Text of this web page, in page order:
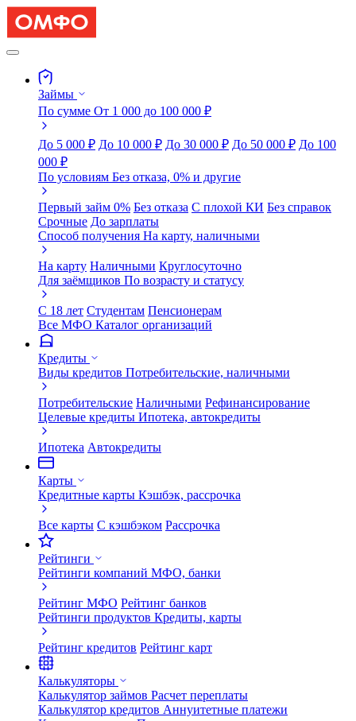
Займы
По сумме От 1 000 до 100 000 ₽
До 5 000 ₽ До 10 000 ₽ До 30 000 ₽ До 50 000 ₽ До 100
000 ₽
По условиям Без отказа, 0% и другие
Первый займ 0% Без отказа С плохой КИ Без справок
Срочные До зарплаты
Способ получения На карту, наличными
На карту Наличными Круглосуточно
Для заёмщиков По возрасту и статусу
С 18 лет Студентам Пенсионерам
Все МФО Каталог организаций
Кредиты
Виды кредитов Потребительские, наличными
Потребительские Наличными Рефинансирование
Целевые кредиты Ипотека, автокредиты
Ипотека Автокредиты
Карты
Кредитные карты Кэшбэк, рассрочка
Все карты С кэшбэком Рассрочка
Рейтинги
Рейтинги компаний МФО, банки
Рейтинг МФО Рейтинг банков
Рейтинги продуктов Кредиты, карты
Рейтинг кредитов Рейтинг карт
Калькуляторы
Калькулятор займов Расчет переплаты
Калькулятор кредитов Аннуитетные платежи